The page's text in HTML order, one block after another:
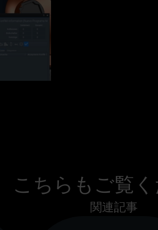
こちらもご覧
関連記事